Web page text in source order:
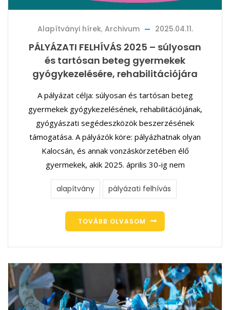
Alapítványi hírek, Archivum 2025.04.11.
PÁLYÁZATI FELHÍVÁS 2025 – súlyosan
és tartósan beteg gyermekek
gyógykezelésére, rehabilitációjára
A pályázat célja: súlyosan és tartósan beteg
gyermekek gyógykezelésének, rehabilitációjának,
gyógyászati segédeszközök beszerzésének
támogatása. A pályázók köre: pályázhatnak olyan
Kalocsán, és annak vonzáskörzetében élő
gyermekek, akik 2025. április 30-ig nem
alapítvány pályázati felhívás
TOVÁBB OLVASOM